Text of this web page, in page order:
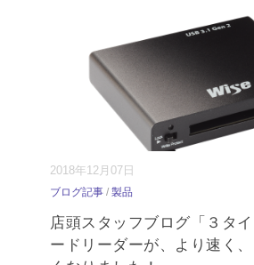
2018年12月07日
ブログ記事 / 製品
店頭スタッフブログ「３タ
ードリーダーが、より速く